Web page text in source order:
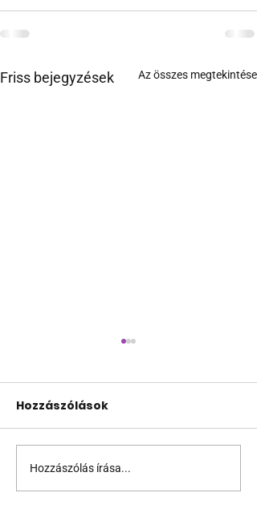
Friss bejegyzések Az összes megtekintése
Miket nézzünk idén a
Sziget queer
Hozzászólások
Hozzászólás írása...